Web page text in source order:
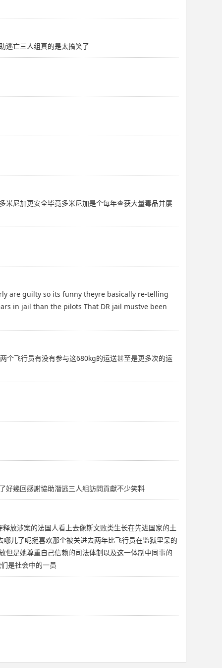
逃亡三人组真的是太搞笑了
米尼加更安全毕竟多米尼加是个每年查获大量毒品并屡
are guilty so its funny theyre basically re-telling
in jail than the pilots That DR jail mustve been
个飞行员有没有参与这680kg的运送甚至是更多次的运
好幾回感謝協助潛逃三人組訪問貢獻不少笑料
放涉案的法国人看上去像斯文败类生长在先进国家的土
儿了呢挺喜欢那个被关进去两年比飞行员在监狱里呆的
但是她尊重自己信赖的司法体制以及这一体制中同事的
是社会中的一员